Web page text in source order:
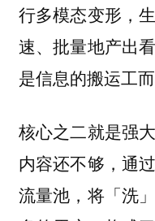
行多模态变形，
速、批量地产出
是信息的搬运工
核心之二就是强
内容还不够，通
流量池，将「洗